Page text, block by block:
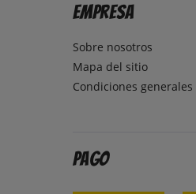
Empresa
Sobre nosotros
Mapa del sitio
Condiciones generales
Pago